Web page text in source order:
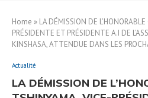
Home » LA DÉMISSION DE
PRÉSIDENTE ET PRÉSIDENTE A.I DE
KINSHASA, ATTENDUE DANS LES
Actualité
LA DÉMISSION DE